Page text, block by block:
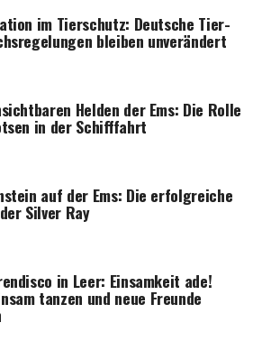
im Tier­schutz: Deut­sche Tier­
blei­ben unverändert
Hel­den der Ems: Die Rol­le
in der Schifffahrt
auf der Ems: Die erfolg­rei­che
Sil­ver Ray
in Leer: Ein­sam­keit ade!
tan­zen und neue Freun­de